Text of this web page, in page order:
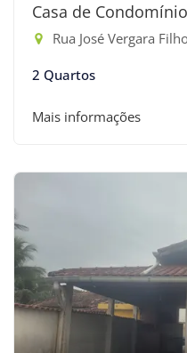
Casa de
Rua José Vergara Filho
2 Quartos
Mais informações